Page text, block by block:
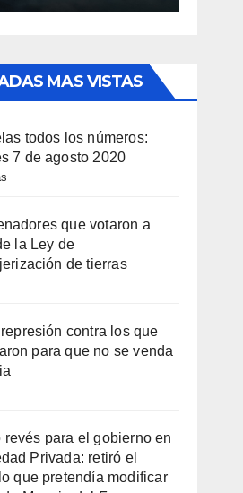
MAS VISTAS
todos los números:
7 de agosto 2020
que votaron a
la Ley de
de tierras
contra los que
para que no se venda
revés para el gobierno en
Privada: retiró el
que pretendía modificar